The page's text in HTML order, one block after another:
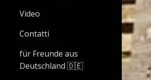
Video
Contatti
für Freunde aus
Deutschland 🇩🇪